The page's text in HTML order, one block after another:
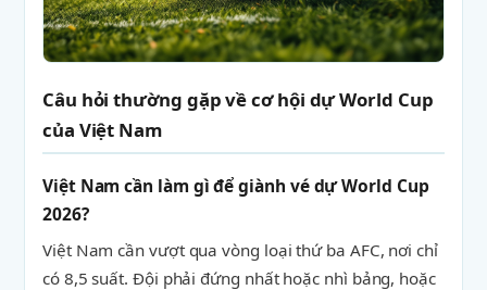
Câu hỏi thường gặp về cơ hội dự World Cup
của Việt Nam
Việt Nam cần làm gì để giành vé dự World Cup
2026?
Việt Nam cần vượt qua vòng loại thứ ba AFC, nơi chỉ
có 8,5 suất. Đội phải đứng nhất hoặc nhì bảng, hoặc